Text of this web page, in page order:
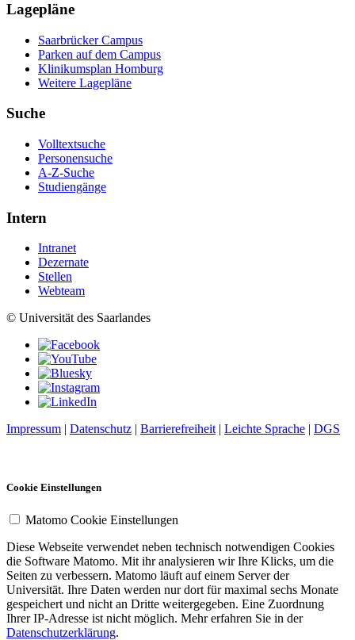
Lagepläne
Saarbrücker Campus
Parken auf dem Campus
Klinikumsplan Homburg
Weitere Lagepläne
Suche
Volltextsuche
Personensuche
A-Z-Suche
Studiengänge
Intern
Intranet
Dezernate
Stellen
Webteam
© Universität des Saarlandes
Impressum | Datenschutz | Barrierefreiheit| Leichte Sprache | DGS
Cookie Einstellungen
Matomo Cookie Einstellungen
Diese Webseite verwendet neben technisch notwendigen Cookies
die Software Matomo. Mit ihr analysieren wir Ihre Klicks, um die
Seiten zu verbessern. Matomo läuft auf einem Server der
Universität. Ihre Daten werden nur dort für maximal sechs Monate
gespeichert und nicht an Dritte weitergegeben. Eine Zuordnung
Ihrer IP-Adresse ist nicht möglich. Mehr erfahren Sie in der
Datenschutzerklärung.